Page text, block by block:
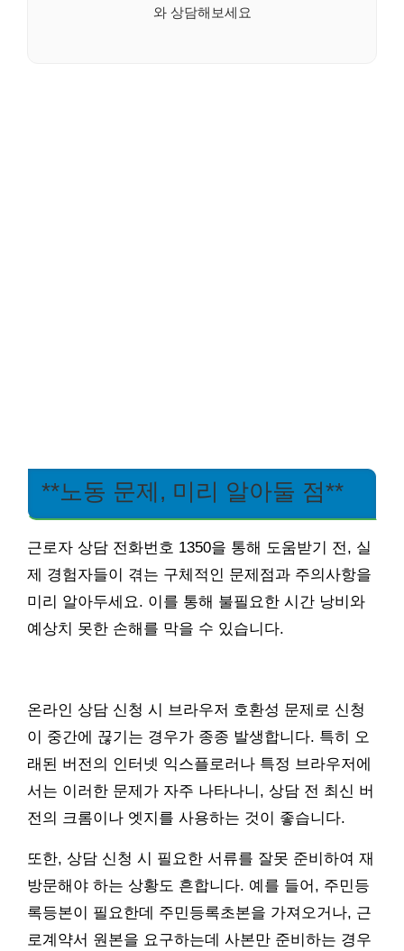
와 상담해보세요
**노동 문제, 미리 알아둘 점**
근로자 상담 전화번호 1350을 통해 도움받기 전, 실
제 경험자들이 겪는 구체적인 문제점과 주의사항을
미리 알아두세요. 이를 통해 불필요한 시간 낭비와
예상치 못한 손해를 막을 수 있습니다.
온라인 상담 신청 시 브라우저 호환성 문제로 신청
이 중간에 끊기는 경우가 종종 발생합니다. 특히 오
래된 버전의 인터넷 익스플로러나 특정 브라우저에
서는 이러한 문제가 자주 나타나니, 상담 전 최신 버
전의 크롬이나 엣지를 사용하는 것이 좋습니다.
또한, 상담 신청 시 필요한 서류를 잘못 준비하여 재
방문해야 하는 상황도 흔합니다. 예를 들어, 주민등
록등본이 필요한데 주민등록초본을 가져오거나, 근
로계약서 원본을 요구하는데 사본만 준비하는 경우